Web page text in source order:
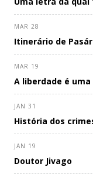
MAR 28
Itinerário de
MAR 19
A liberdade é
JAN 31
História dos
JAN 19
Doutor Jivago